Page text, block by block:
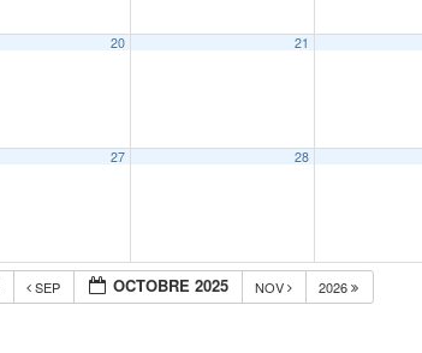
20 21
27 28
SEP OCTOBRE 2025 NOV 2026